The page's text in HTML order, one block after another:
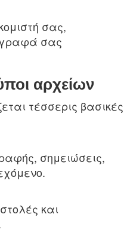
σας,
σας
αρχείων
τέσσερις βασικές
σημειώσεις,
και